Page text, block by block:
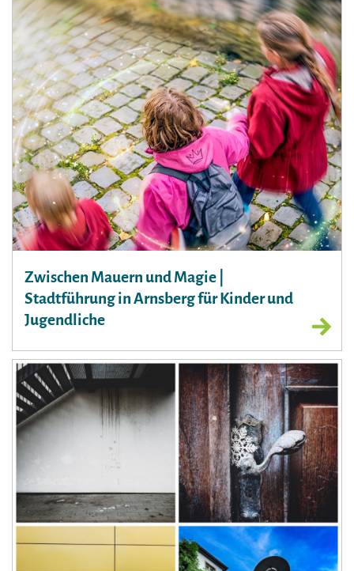
Zwischen Mauern und Magie |
Stadtführung in Arnsberg für Kinder und
Jugendliche